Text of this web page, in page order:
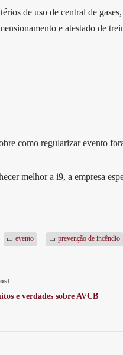
de uso de central de
e atestado de
como regularizar evento
melhor a i9, a empresa
evento prevenção de incêndio
e verdades sobre AVCB